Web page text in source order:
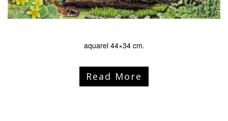
aquarel 44×34 cm.
Read More